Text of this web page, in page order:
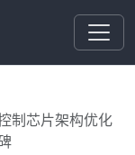
制芯片架构优化